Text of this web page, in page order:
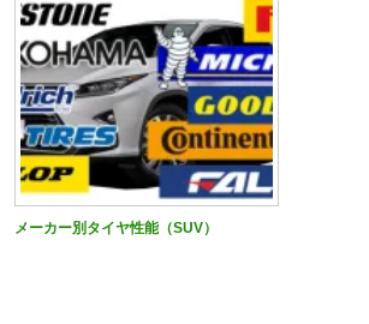
メーカー別タイヤ性能（SUV）